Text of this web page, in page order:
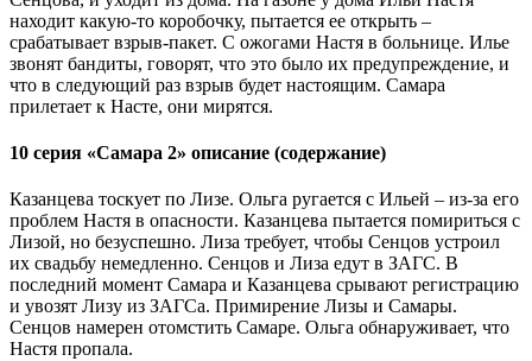
находит какую-то коробочку, пытается ее открыть –
срабатывает взрыв-пакет. С ожогами Настя в больнице. Илье
звонят бандиты, говорят, что это было их предупреждение, и
что в следующий раз взрыв будет настоящим. Самара
прилетает к Насте, они мирятся.
10 серия «Самара 2» описание (содержание)
Казанцева тоскует по Лизе. Ольга ругается с Ильей – из-за его
проблем Настя в опасности. Казанцева пытается помириться с
Лизой, но безуспешно. Лиза требует, чтобы Сенцов устроил
их свадьбу немедленно. Сенцов и Лиза едут в ЗАГС. В
последний момент Самара и Казанцева срывают регистрацию
и увозят Лизу из ЗАГСа. Примирение Лизы и Самары.
Сенцов намерен отомстить Самаре. Ольга обнаруживает, что
Настя пропала.